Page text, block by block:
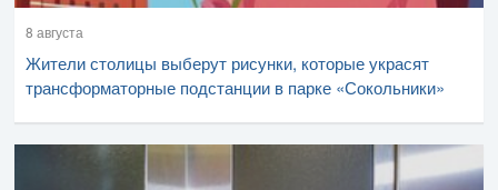
8 августа
Жители столицы выберут рисунки, которые украсят
трансформаторные подстанции в парке «Сокольники»